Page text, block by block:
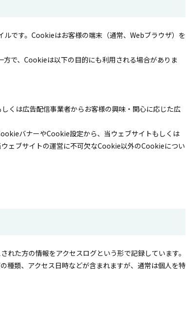
です。Cookieはお客様の端末（通常、Webブラウザ）を
で、Cookieは以下の目的にも利用される場合がありま
くは広告配信事業者からお客様の興味・関心に応じた広
バナーやCookie設定から、当ウェブサイトもしくは
ェブサイトの運営に不可欠なCookie以外のCookieについ
た方の情報をアクセスログという形で記録しています。
種類、アクセス日時などが含まれますが、通常は個人を特